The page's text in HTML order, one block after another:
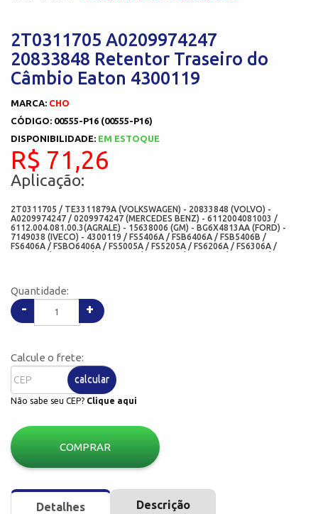
2T0311705 A0209974247
20833848 Retentor Traseiro do
Câmbio Eaton 4300119
MARCA: CHO
CÓDIGO: 00555-P16 (00555-P16)
DISPONIBILIDADE: EM ESTOQUE
R$ 71,26
Aplicação:
2T0311705 / TE3311879A (VOLKSWAGEN) - 20833848 (VOLVO) -
A0209974247 / 0209974247 (MERCEDES BENZ) - 6112004081003 /
6112.004.081.00.3(AGRALE) - 15638006 (GM) - BG6X4813AA (FORD) -
7149038 (IVECO) - 4300119 / FS5406A / FSB6406A / FSB5406B /
FS6406A / FSBO6406A / FS5005A / FS5205A / FS6206A / FS6306A /
FS5306A / FS5106A / FSB5305D / FS6306B / FS6305A / FS6406B /
RETENTORES) - 00555-P16 (CHO)
Quantidade:
- +
Calcule o frete:
calcular
Não sabe seu CEP? Clique aqui
COMPRAR
Detalhes Descrição